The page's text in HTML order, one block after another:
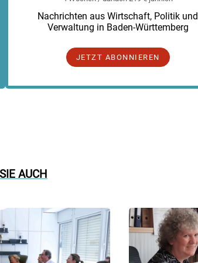
Nachrichten aus Wirtschaft, Politik und
Verwaltung in Baden-Württemberg
JETZT ABONNIEREN
AUCH